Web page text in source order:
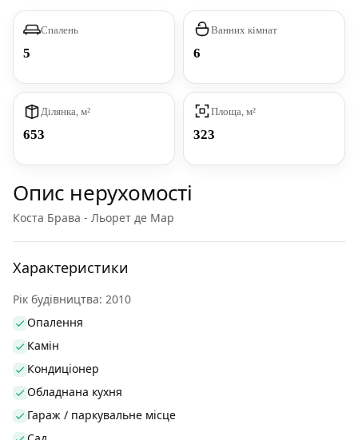
Спалень
5
Ванних кімнат
6
Ділянка, м²
653
Площа, м²
323
Опис нерухомості
Коста Брава - Льорет де Мар
Характеристики
Рік будівництва: 2010
Опалення
Камін
Кондиціонер
Обладнана кухня
Гараж / паркувальне місце